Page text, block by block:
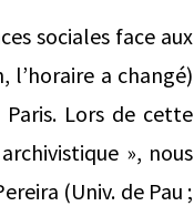
sociales face aux
l’horaire a changé)
Lors de cette
», nous
(Univ. de Pau ;